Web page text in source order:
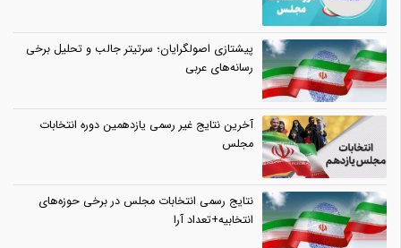
پیشتازی اصولگرایان؛ سرتیتر جالب و تحلیل برخی
رسانه‌های عربی
آخرین نتایج غیر رسمی یازدهمین دوره انتخابات
مجلس
نتایج رسمی انتخابات مجلس در برخی حوزه‌های
انتخابیه+تعداد آرا